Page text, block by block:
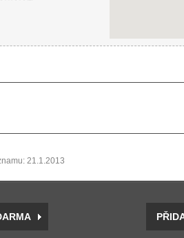
21.1.2013